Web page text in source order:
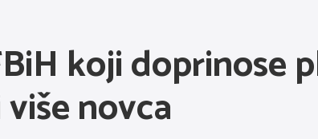
koji doprinose
novca